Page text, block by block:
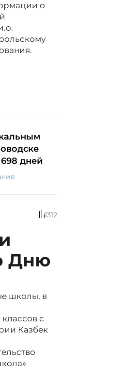
о
дней
1312
Дню
школы, в
с
Казбек